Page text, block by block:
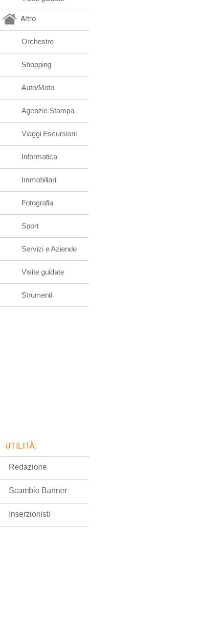
Altro
Orchestre
Shopping
Auto/Moto
Agenzie Stampa
Viaggi Escursioni
Informatica
Immobiliari
Fotografia
Sport
Servizi e Aziende
Visite guidate
Strumenti
UTILITÀ:
Redazione
Scambio Banner
Inserzionisti